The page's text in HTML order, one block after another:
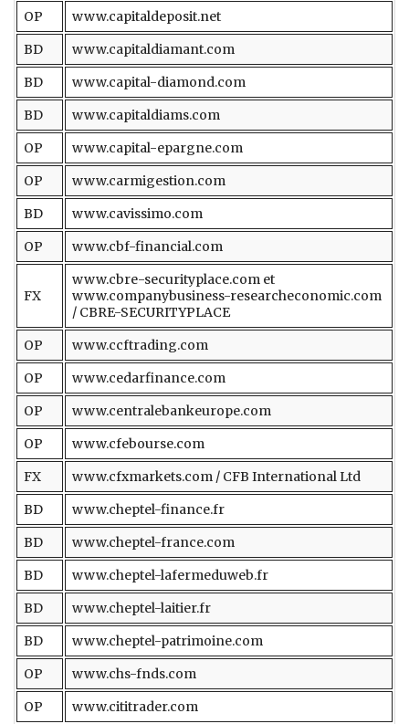
OP
www.capitaldeposit.net
BD
www.capitaldiamant.com
BD
www.capital-diamond.com
BD
www.capitaldiams.com
OP
www.capital-epargne.com
OP
www.carmigestion.com
BD
www.cavissimo.com
OP
www.cbf-financial.com
FX
www.cbre-securityplace.com et
www.companybusiness-researcheconomic.com
/ CBRE-SECURITYPLACE
OP
www.ccftrading.com
OP
www.cedarfinance.com
OP
www.centralebankeurope.com
OP
www.cfebourse.com
FX
www.cfxmarkets.com / CFB International Ltd
BD
www.cheptel-finance.fr
BD
www.cheptel-france.com
BD
www.cheptel-lafermeduweb.fr
BD
www.cheptel-laitier.fr
BD
www.cheptel-patrimoine.com
OP
www.chs-fnds.com
OP
www.cititrader.com